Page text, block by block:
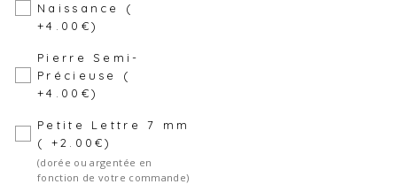
Police 7
Naissance (
+4.00€)
Pierre Semi-
Précieuse (
+4.00€)
Petite Lettre 7 mm
( +2.00€)
(dorée ou argentée en
fonction de votre commande)